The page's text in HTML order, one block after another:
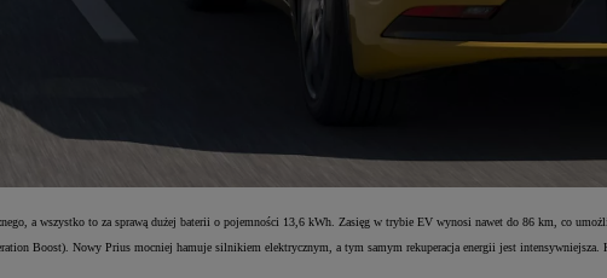
a wszystko to za sprawą dużej baterii o pojemności 13,6 kWh. Zasięg w trybie EV wynosi nawet do 86 km, co
Boost). Nowy Prius mocniej hamuje silnikiem elektrycznym, a tym samym rekuperacja energii jest